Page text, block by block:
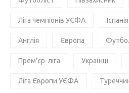
Ліга чемпіонів УЄФА Іспанія
Англія Європа
Прем'єр-ліга Українці
Ліга Європи УЄФА